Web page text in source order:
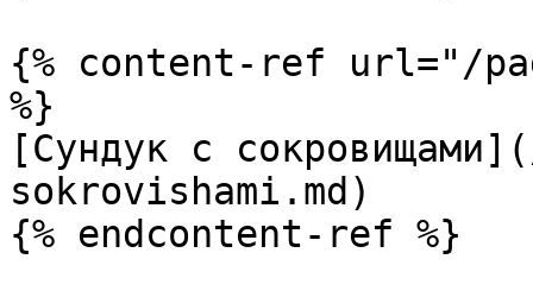
{% content-ref url="/
%}
[Сундук с
sokrovishami.md)
{% endcontent-ref %}